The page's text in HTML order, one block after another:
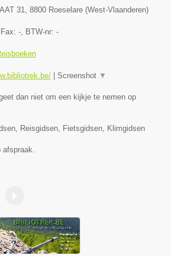
31, 8800 Roeselare (West-Vlaanderen)
-, BTW-nr: -
Screenshot ▼
dan niet om een kijkje te nemen op
Reisgidsen, Fietsgidsen, Klimgidsen
afspraak.